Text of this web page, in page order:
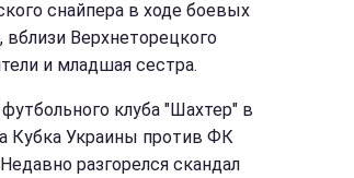
снайпера в ходе боевых
Верхнеторецкого
и младшая сестра.
клуба "Шахтер" в
Кубка Украины против ФК
разгорелся скандал